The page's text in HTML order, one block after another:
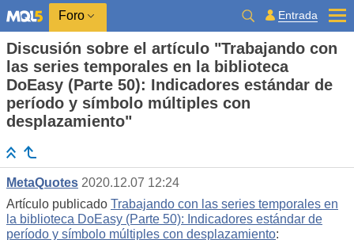
Foro Entrada
Discusión sobre el artículo "Trabajando con
las series temporales en la biblioteca
DoEasy (Parte 50): Indicadores estándar de
período y símbolo múltiples con
desplazamiento"
MetaQuotes 2020.12.07 12:24
Artículo publicado Trabajando con las series temporales en
la biblioteca DoEasy (Parte 50): Indicadores estándar de
período y símbolo múltiples con desplazamiento: